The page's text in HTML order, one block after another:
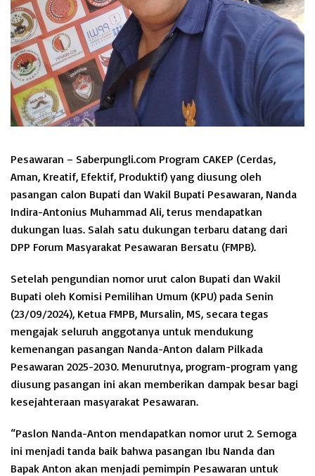
Pesawaran – Saberpungli.com Program CAKEP (Cerdas,
Aman, Kreatif, Efektif, Produktif) yang diusung oleh
pasangan calon Bupati dan Wakil Bupati Pesawaran, Nanda
Indira-Antonius Muhammad Ali, terus mendapatkan
dukungan luas. Salah satu dukungan terbaru datang dari
DPP Forum Masyarakat Pesawaran Bersatu (FMPB).
Setelah pengundian nomor urut calon Bupati dan Wakil
Bupati oleh Komisi Pemilihan Umum (KPU) pada Senin
(23/09/2024), Ketua FMPB, Mursalin, MS, secara tegas
mengajak seluruh anggotanya untuk mendukung
kemenangan pasangan Nanda-Anton dalam Pilkada
Pesawaran 2025-2030. Menurutnya, program-program yang
diusung pasangan ini akan memberikan dampak besar bagi
kesejahteraan masyarakat Pesawaran.
“Paslon Nanda-Anton mendapatkan nomor urut 2. Semoga
ini menjadi tanda baik bahwa pasangan Ibu Nanda dan
Bapak Anton akan menjadi pemimpin Pesawaran untuk